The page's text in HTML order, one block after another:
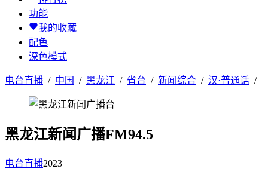
功能
我的收藏
配色
深色模式
电台直播 / 中国 / 黑龙江 / 省台 / 新闻综合 / 汉·普通话 /
黑龙江新闻广播FM94.5
电台直播2023